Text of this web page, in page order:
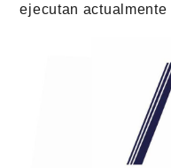
ejecutan